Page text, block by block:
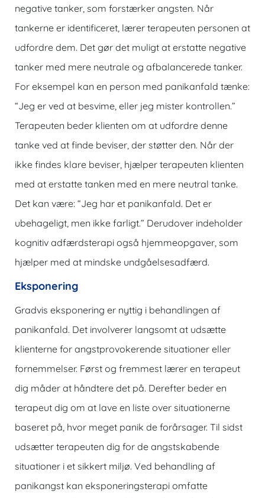
negative tanker, som forstærker angsten. Når
tankerne er identificeret, lærer terapeuten personen at
udfordre dem. Det gør det muligt at erstatte negative
tanker med mere neutrale og afbalancerede tanker.
For eksempel kan en person med panikanfald tænke:
“Jeg er ved at besvime, eller jeg mister kontrollen.”
Terapeuten beder klienten om at udfordre denne
tanke ved at finde beviser, der støtter den. Når der
ikke findes klare beviser, hjælper terapeuten klienten
med at erstatte tanken med en mere neutral tanke.
Det kan være: “Jeg har et panikanfald. Det er
ubehageligt, men ikke farligt.” Derudover indeholder
kognitiv adfærdsterapi også hjemmeopgaver, som
hjælper med at mindske undgåelsesadfærd.
Eksponering
Gradvis eksponering er nyttig i behandlingen af ​​
panikanfald. Det involverer langsomt at udsætte
klienterne for angstprovokerende situationer eller
fornemmelser. Først og fremmest lærer en terapeut
dig måder at håndtere det på. Derefter beder en
terapeut dig om at lave en liste over situationerne
baseret på, hvor meget panik de forårsager. Til sidst
udsætter terapeuten dig for de angstskabende
situationer i et sikkert miljø. Ved behandling af
panikangst kan eksponeringsterapi omfatte